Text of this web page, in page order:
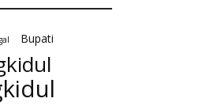
Bupati